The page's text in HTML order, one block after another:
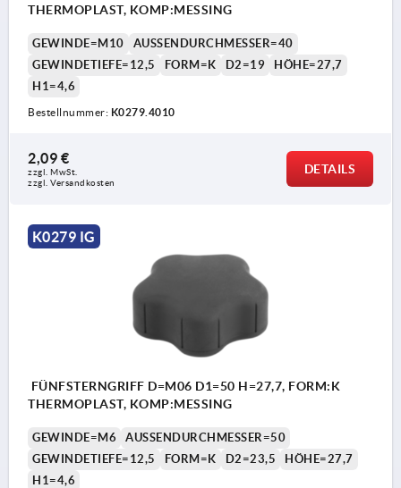
THERMOPLAST, KOMP:MESSING
GEWINDE=M10
AUSSENDURCHMESSER=40
GEWINDETIEFE=12,5
FORM=K D2=19
HÖHE=27,7
H1=4,6
Bestellnummer: K0279.4010
2,09 €
zzgl. MwSt.
zzgl. Versandkosten
DETAILS
K0279 IG
FÜNFSTERNGRIFF D=M06 D1=50 H=27,7, FORM:K
THERMOPLAST, KOMP:MESSING
GEWINDE=M6
AUSSENDURCHMESSER=50
GEWINDETIEFE=12,5
FORM=K D2=23,5
HÖHE=27,7
H1=4,6